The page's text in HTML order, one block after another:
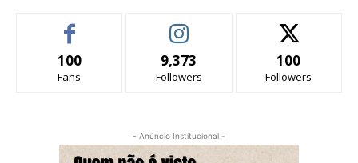
100
Fans
9,373
Followers
100
Followers
- Anúncio Institucional -